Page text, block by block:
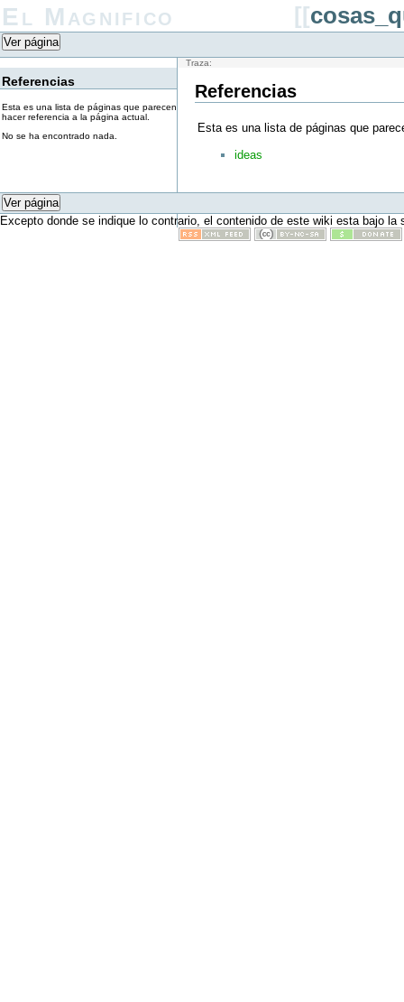
El Magnifico [[
Ver página
Traza:
Referencias
Esta es una lista de páginas que
ideas
Referencias
Esta es una lista de páginas que parecen
hacer referencia a la página actual.
No se ha encontrado nada.
Ver página
Excepto donde se indique lo contrario, el contenido de este wiki esta bajo